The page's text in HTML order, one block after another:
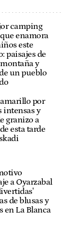
camping
enamora
este
paisajes de
y
un pueblo
por
intensas y
granizo a
esta tarde
a Oyarzabal
de blusas y
en La Blanca